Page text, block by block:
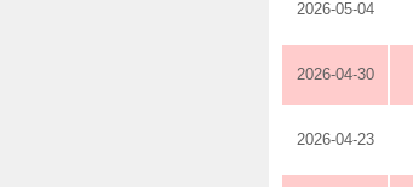
2026-05-04
2026-04-30
2026-04-23